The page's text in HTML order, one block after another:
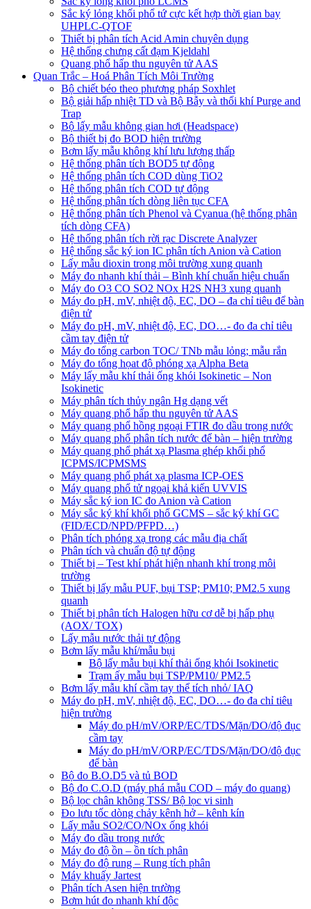
Sắc ký lỏng khối phổ tứ cực kết hợp thời gian bay
UHPLC-QTOF
Thiết bị phân tích Acid Amin chuyên dụng
Hệ thống chưng cất đạm Kjeldahl
Quang phổ hấp thu nguyên tử AAS
Quan Trắc – Hoá Phân Tích Môi Trường
Bộ chiết béo theo phương pháp Soxhlet
Bộ giải hấp nhiệt TD và Bộ Bẫy và thổi khí Purge and
Trap
Bộ lấy mẫu không gian hơi (Headspace)
Bộ thiết bị đo BOD hiện trường
Bơm lấy mẫu không khí lưu lượng thấp
Hệ thống phân tích BOD5 tự động
Hệ thống phân tích COD dùng TiO2
Hệ thống phân tích COD tự động
Hệ thống phân tích dòng liên tục CFA
Hệ thống phân tích Phenol và Cyanua (hệ thống phân
tích dòng CFA)
Hệ thống phân tích rời rạc Discrete Analyzer
Hệ thống sắc ký ion IC phân tích Anion và Cation
Lấy mẫu dioxin trong môi trường xung quanh
Máy đo nhanh khí thải – Bình khí chuẩn hiệu chuẩn
Máy đo O3 CO SO2 NOx H2S NH3 xung quanh
Máy đo pH, mV, nhiệt độ, EC, DO – đa chỉ tiêu để bàn
điện tử
Máy đo pH, mV, nhiệt độ, EC, DO…- đo đa chỉ tiêu
cầm tay điện tử
Máy đo tổng carbon TOC/ TNb mẫu lỏng; mẫu rắn
Máy đo tổng họat độ phóng xạ Alpha Beta
Máy lấy mẫu khí thải ống khói Isokinetic – Non
Isokinetic
Máy phân tích thủy ngân Hg dạng vết
Máy quang phổ hấp thu nguyên tử AAS
Máy quang phổ hồng ngoại FTIR đo dầu trong nước
Máy quang phổ phân tích nước để bàn – hiện trường
Máy quang phổ phát xạ Plasma ghép khối phổ
ICPMS/ICPMSMS
Máy quang phổ phát xạ plasma ICP-OES
Máy quang phổ tử ngoại khả kiến UVVIS
Máy sắc ký ion IC đo Anion và Cation
Máy sắc ký khí khối phổ GCMS – sắc ký khí GC
(FID/ECD/NPD/PFPD…)
Phân tích phóng xạ trong các mẫu địa chất
Phân tích và chuẩn độ tự động
Thiết bị – Test khí phát hiện nhanh khí trong môi
trường
Thiết bị lấy mẫu PUF, bụi TSP; PM10; PM2.5 xung
quanh
Thiết bị phân tích Halogen hữu cơ dễ bị hấp phụ
(AOX/ TOX)
Lấy mẫu nước thải tự động
Bơm lấy mẫu khí/mẫu bụi
Bộ lấy mẫu bụi khí thải ống khói Isokinetic
Trạm ấy mẫu bụi TSP/PM10/ PM2.5
Bơm lấy mẫu khí cầm tay thể tích nhỏ/ IAQ
Máy đo pH, mV, nhiệt độ, EC, DO…- đo đa chỉ tiêu
hiện trường
Máy đo pH/mV/ORP/EC/TDS/Mặn/DO/độ đục
cầm tay
Máy đo pH/mV/ORP/EC/TDS/Mặn/DO/độ đục
để bàn
Bộ đo B.O.D5 và tủ BOD
Bộ đo C.O.D (máy phá mẫu COD – máy đo quang)
Bộ lọc chân không TSS/ Bộ lọc vi sinh
Đo lưu tốc dòng chảy kênh hở – kênh kín
Lấy mẫu SO2/CO/NOx ống khói
Máy đo dầu trong nước
Máy đo độ ồn – ồn tích phân
Máy đo độ rung – Rung tích phân
Máy khuấy Jartest
Phân tích Asen hiện trường
Bơm hút đo nhanh khí độc